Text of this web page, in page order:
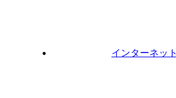
インターネット